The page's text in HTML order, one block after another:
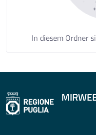
In diesem Ordner